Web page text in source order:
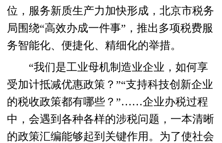
位，服务新质生产力加快形成，北京市税务
局围绕“高效办成一件事”，推出多项税费服
务智能化、便捷化、精细化的举措。
“我们是工业母机制造业企业，如何享
受加计抵减优惠政策？”“支持科技创新企业
的税收政策都有哪些？”……企业办税过程
中，会遇到各种各样的涉税问题，一本清晰
的政策汇编能够起到关键作用。为了使社会